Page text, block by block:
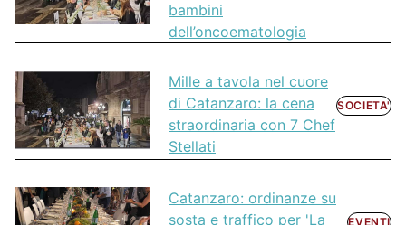
bambini
dell’oncoematologia
Mille a tavola nel cuore
di Catanzaro: la cena
straordinaria con 7 Chef
Stellati
SOCIETA'
Catanzaro: ordinanze su
sosta e traffico per 'La
EVENTI